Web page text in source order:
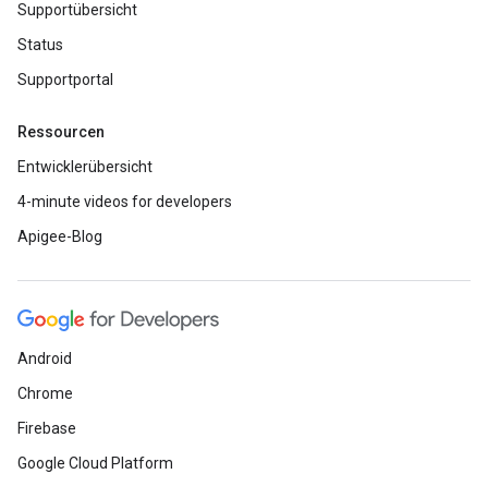
Supportübersicht
Status
Supportportal
Ressourcen
Entwicklerübersicht
4-minute videos for developers
Apigee-Blog
Android
Chrome
Firebase
Google Cloud Platform